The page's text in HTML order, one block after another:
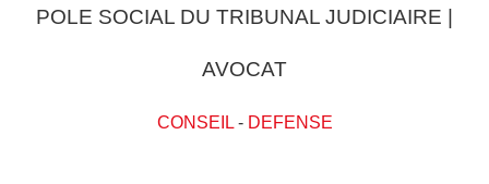
POLE SOCIAL DU TRIBUNAL JUDICIAIRE |
AVOCAT
CONSEIL- DEFENSE